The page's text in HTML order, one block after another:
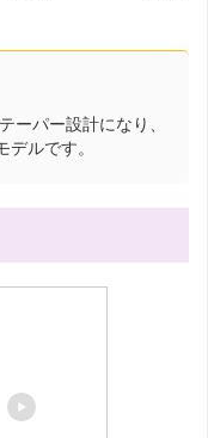
ーパー設計になり、
ルです。